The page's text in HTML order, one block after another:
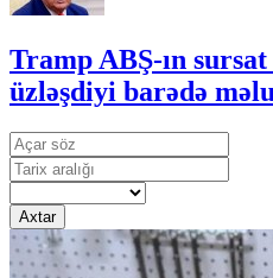
Tramp ABŞ-ın sursat
üzləşdiyi barədə
Axtar